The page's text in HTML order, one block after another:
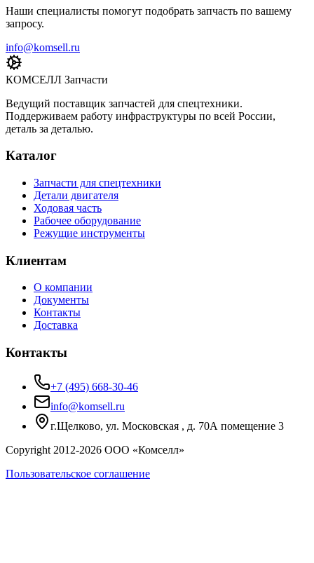
Наши специалисты помогут подобрать запчасть по вашему
запросу.
info@komsell.ru
КОМСЕЛЛ Запчасти
Ведущий поставщик запчастей для спецтехники.
Поддерживаем работу инфраструктуры по всей России,
деталь за деталью.
Каталог
Запчасти для спецтехники
Детали двигателя
Ходовая часть
Рабочее оборудование
Режущие инструменты
Клиентам
О компании
Документы
Контакты
Доставка
Контакты
+7 (495) 668-30-46
info@komsell.ru
г.Щелково, ул. Московская , д. 70А помещение 3
Copyright 2012-2026 ООО «Комселл»
Пользовательское соглашение